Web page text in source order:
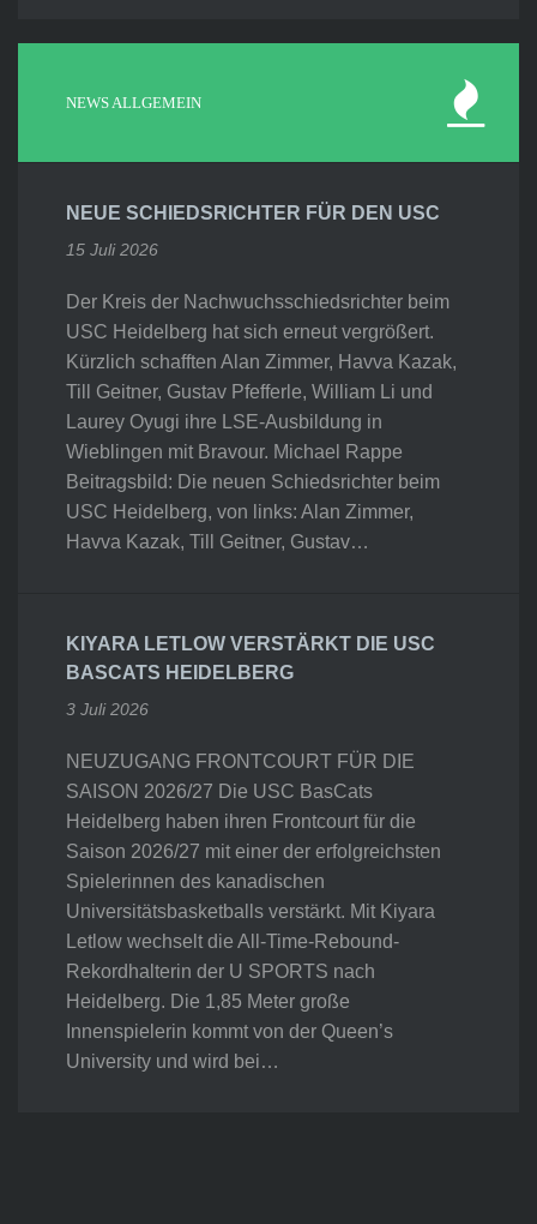
NEWS ALLGEMEIN
NEUE SCHIEDSRICHTER FÜR DEN USC
15 Juli 2026
Der Kreis der Nachwuchsschiedsrichter beim
USC Heidelberg hat sich erneut vergrößert.
Kürzlich schafften Alan Zimmer, Havva Kazak,
Till Geitner, Gustav Pfefferle, William Li und
Laurey Oyugi ihre LSE-Ausbildung in
Wieblingen mit Bravour. Michael Rappe
Beitragsbild: Die neuen Schiedsrichter beim
USC Heidelberg, von links: Alan Zimmer,
Havva Kazak, Till Geitner, Gustav…
KIYARA LETLOW VERSTÄRKT DIE USC
BASCATS HEIDELBERG
3 Juli 2026
NEUZUGANG FRONTCOURT FÜR DIE
SAISON 2026/27 Die USC BasCats
Heidelberg haben ihren Frontcourt für die
Saison 2026/27 mit einer der erfolgreichsten
Spielerinnen des kanadischen
Universitätsbasketballs verstärkt. Mit Kiyara
Letlow wechselt die All-Time-Rebound-
Rekordhalterin der U SPORTS nach
Heidelberg. Die 1,85 Meter große
Innenspielerin kommt von der Queen’s
University und wird bei…